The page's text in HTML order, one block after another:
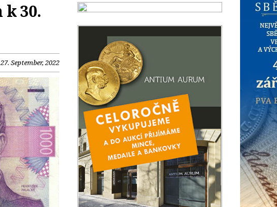
30.
27. September, 2022